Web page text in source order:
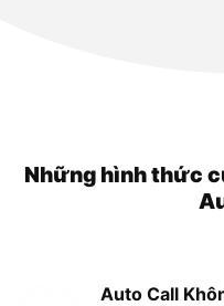
Những hình thức
Auto Call